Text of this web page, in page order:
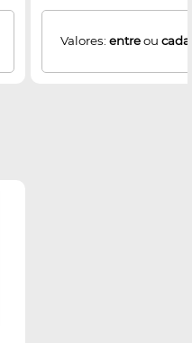
Valores: entreou